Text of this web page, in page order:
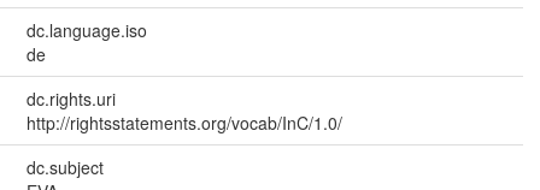
dc.language.iso
de
dc.rights.uri
http://rightsstatements.org/vocab/InC/1.0/
dc.subject